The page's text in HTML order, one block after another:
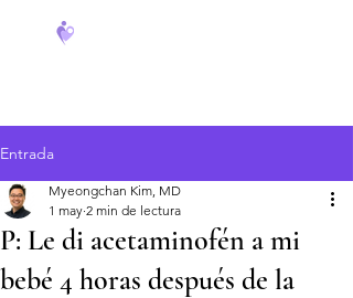
Entrada
P: Le di acetaminofén a mi
bebé 4 horas después de la
Myeongchan Kim, MD
1 may 2 min de lectura